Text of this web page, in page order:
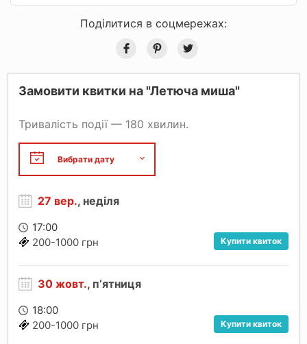
Поділитися в соцмережах:
Замовити квитки на "Летюча миша"
Тривалість події — 180 хвилин.
27 вер., неділя
17:00
200-1000 грн
Купити квиток
30 жовт., пʼятниця
18:00
200-1000 грн
Купити квиток